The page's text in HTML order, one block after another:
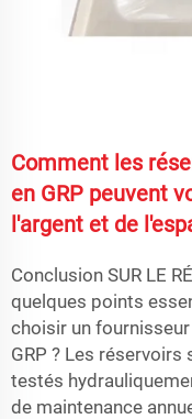
Comment les
en GRP peuvent
l'argent et de
Conclusion SUR LE
quelques points
choisir un
GRP ? Les réservoirs
testés
de maintenance